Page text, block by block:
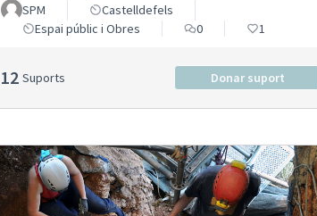
SPM
Castelldefels
Espai públic i Obres
0 1
12 Suports Donar suport